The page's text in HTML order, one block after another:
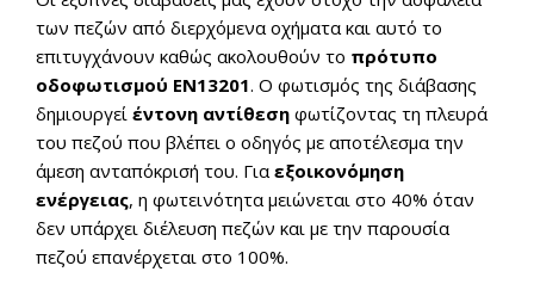
των πεζών από διερχόμενα οχήματα και αυτό το
επιτυγχάνουν καθώς ακολουθούν το πρότυπο
οδοφωτισμού ΕΝ13201. Ο φωτισμός της διάβασης
δημιουργεί έντονη αντίθεση φωτίζοντας τη πλευρά
του πεζού που βλέπει ο οδηγός με αποτέλεσμα την
άμεση ανταπόκρισή του. Γιαεξοικονόμηση
ενέργειας, η φωτεινότητα μειώνεται στο 40% όταν
δεν υπάρχει διέλευση πεζών και με την παρουσία
πεζού επανέρχεται στο 100%.